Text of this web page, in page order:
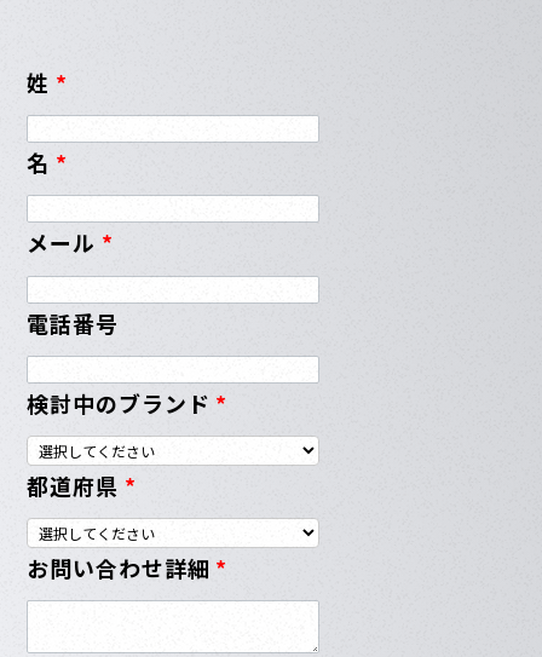
姓 *
名 *
メール *
電話番号
検討中のブランド *
都道府県 *
お問い合わせ詳細 *